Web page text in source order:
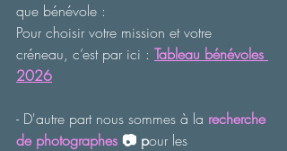
que bénévole :
Pour choisir votre mission et votre
créneau, c’est par ici : Tableau bénévoles
2026
- D'autre part nous sommes à la recherche
de photographes 📷 pour les